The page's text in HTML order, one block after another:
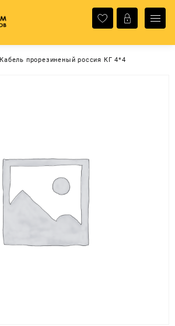
Кабель прорезиненый россия КГ 4*4